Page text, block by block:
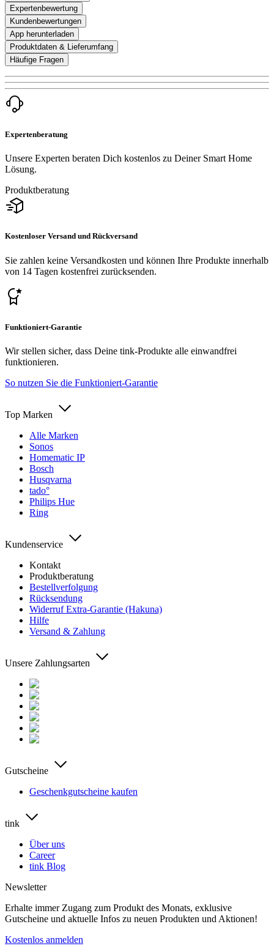
Expertenbewertung
Kundenbewertungen
App herunterladen
Produktdaten & Lieferumfang
Häufige Fragen
Expertenberatung
Unsere Experten beraten Dich kostenlos zu Deiner Smart Home
Lösung.
Produktberatung
Kostenloser Versand und Rückversand
Sie zahlen keine Versandkosten und können Ihre Produkte innerhalb
von 14 Tagen kostenfrei zurücksenden.
Funktioniert-Garantie
Wir stellen sicher, dass Deine tink-Produkte alle einwandfrei
funktionieren.
So nutzen Sie die Funktioniert-Garantie
Top Marken
Alle Marken
Sonos
Homematic IP
Bosch
Husqvarna
tado°
Philips Hue
Ring
Kundenservice
Kontakt
Produktberatung
Bestellverfolgung
Rücksendung
Widerruf Extra-Garantie (Hakuna)
Hilfe
Versand & Zahlung
Unsere Zahlungsarten
Gutscheine
Geschenkgutscheine kaufen
tink
Über uns
Career
tink Blog
Newsletter
Erhalte immer Zugang zum Produkt des Monats, exklusive
Gutscheine und aktuelle Infos zu neuen Produkten und Aktionen!
Kostenlos anmelden